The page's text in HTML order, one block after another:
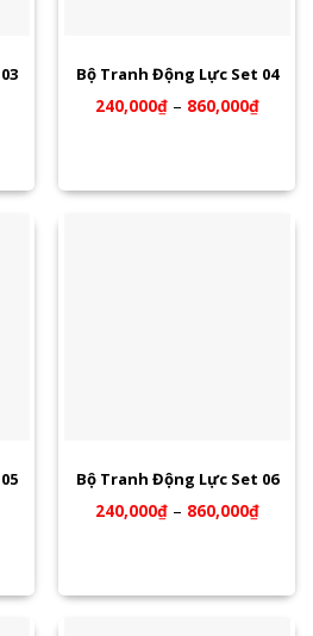
Bộ Tranh Động Lực Set 04
240,000₫– 860,000₫
Bộ Tranh Động Lực Set 06
240,000₫– 860,000₫